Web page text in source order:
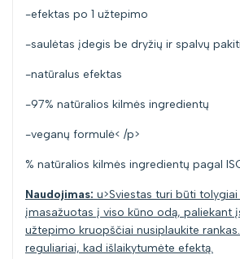
-efektas po 1 užtepimo
-saulėtas įdegis be dryžių ir spalvų
-natūralus efektas
-97% natūralios kilmės ingredientų
-veganų formulė< /p>
% natūralios kilmės ingredientų pagal
Naudojimas: u>Sviestas turi būti
įmasažuotas į viso kūno odą, paliekant
užtepimo kruopščiai nusiplaukite
reguliariai, kad išlaikytumėte efektą.